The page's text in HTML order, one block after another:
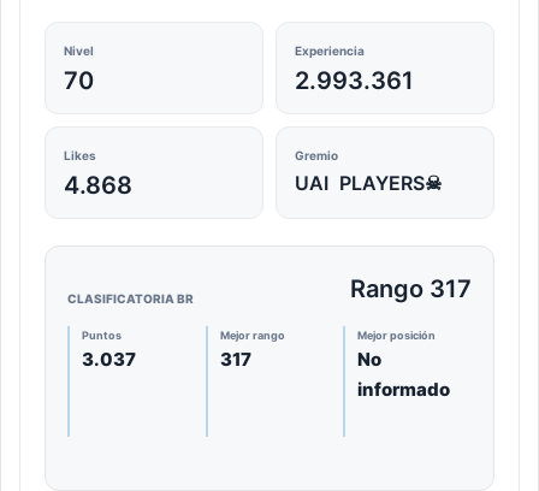
Nivel
70
Experiencia
2.993.361
Likes
4.868
Gremio
UAI PLAYERS☠
CLASIFICATORIA BR Rango 317
Puntos
3.037
Mejor rango
317
Mejor posición
No
informado